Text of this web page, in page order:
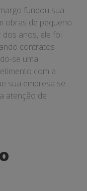
fundou sua
obras de pequeno
anos, ele foi
contratos
se uma
com a
sua empresa se
atenção de